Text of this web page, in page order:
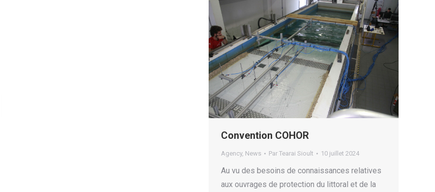
Convention COHOR
Agency, News Par Tearai Sioult 10 juillet 2024
Au vu des besoins de connaissances relatives
aux ouvrages de protection du littoral et de la